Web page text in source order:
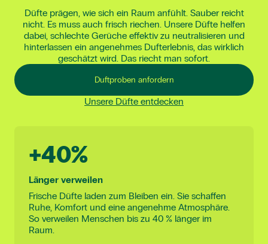
Düfte prägen, wie sich ein Raum anfühlt. Sauber reicht
nicht. Es muss auch frisch riechen. Unsere Düfte helfen
dabei, schlechte Gerüche effektiv zu neutralisieren und
hinterlassen ein angenehmes Dufterlebnis, das wirklich
geschätzt wird. Das riecht man sofort.
Duftproben anfordern
Unsere Düfte entdecken
+40%
Länger verweilen
Frische Düfte laden zum Bleiben ein. Sie schaffen
Ruhe, Komfort und eine angenehme Atmosphäre.
So verweilen Menschen bis zu 40 % länger im
Raum.